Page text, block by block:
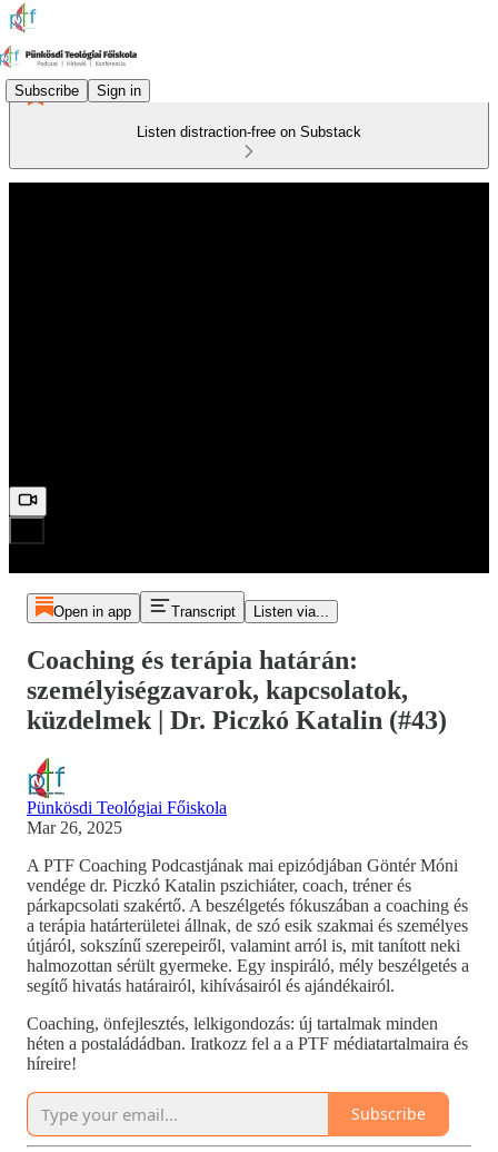
Subscribe Sign in
Listen distraction-free on Substack
Open in app Transcript Listen via...
Coaching és terápia határán:
személyiségzavarok, kapcsolatok,
küzdelmek | Dr. Piczkó Katalin (#43)
Pünkösdi Teológiai Főiskola
Mar 26, 2025
A PTF Coaching Podcastjának mai epizódjában Göntér Móni
vendége dr. Piczkó Katalin pszichiáter, coach, tréner és
párkapcsolati szakértő. A beszélgetés fókuszában a coaching és
a terápia határterületei állnak, de szó esik szakmai és személyes
útjáról, sokszínű szerepeiről, valamint arról is, mit tanított neki
halmozottan sérült gyermeke. Egy inspiráló, mély beszélgetés a
segítő hivatás határairól, kihívásairól és ajándékairól.
Coaching, önfejlesztés, lelkigondozás: új tartalmak minden
héten a postaládádban. Iratkozz fel a a PTF médiatartalmaira és
híreire!
Subscribe